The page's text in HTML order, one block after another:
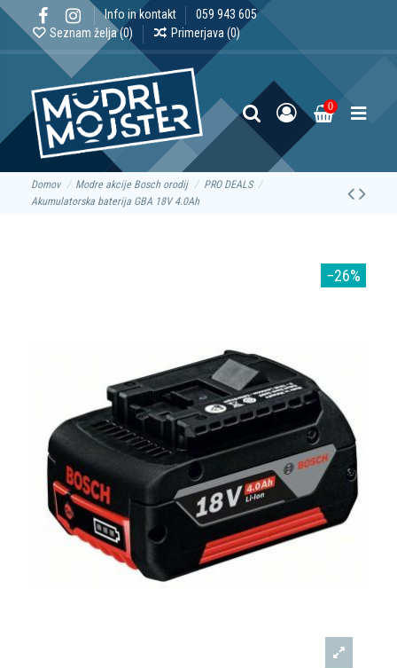
Info in kontakt
059 943 605
Seznam želja (0) Primerjava (0)
0
Domov Modre akcije Bosch orodij
PRO DEALS
Akumulatorska baterija GBA 18V 4.0Ah
−26%